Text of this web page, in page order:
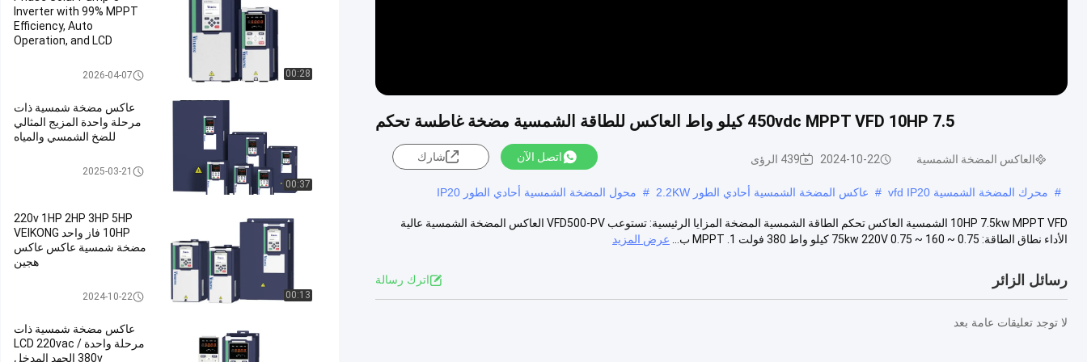
450vdc MPPT VFD 10HP 7.5 كيلو واط العاكس للطاقة الشمسية مضخة غاطسة تحكم
العاكس المضخة الشمسية 2024-10-22 439 الرؤى اتصل الآن شارك
# محرك المضخة الشمسية vfd IP20 # عاكس المضخة الشمسية أحادي الطور 2.2KW # محول المضخة الشمسية أحادي الطور IP20
10HP 7.5kw MPPT VFD الشمسية العاكس تحكم الطاقة الشمسية المضخة المزايا الرئيسية: تستوعب VFD500-PV العاكس المضخة الشمسية عالية
الأداء نطاق الطاقة: 0.75 ~ 75kw 220V 0.75 ~ 160 كيلو واط 380 فولت 1. MPPT ب...
عرض المزيد
رسائل الزائر اترك رسالة
لا توجد تعليقات عامة بعد
00:28
Inverter with 99% MPPT
Efficiency, Auto
Operation, and LCD
العاكس المضخة الشمسية
2026-04-07
00:37
عاكس مضخة شمسية ذات
مرحلة واحدة المزيج المثالي
للضخ الشمسي والمياه
العاكس المضخة الشمسية
2025-03-21
00:13
220v 1HP 2HP 3HP 5HP
10HP فاز واحد VEIKONG
مضخة شمسية عاكس عاكس
هجين
العاكس المضخة الشمسية
2024-10-22
عاكس مضخة شمسية ذات
مرحلة واحدة LCD 220vac /
380v الجهد المدخل